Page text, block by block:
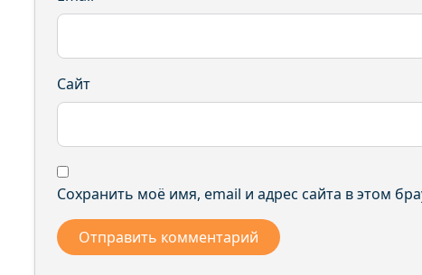
Сайт
Сохранить моё имя, email и адрес сайта в этом